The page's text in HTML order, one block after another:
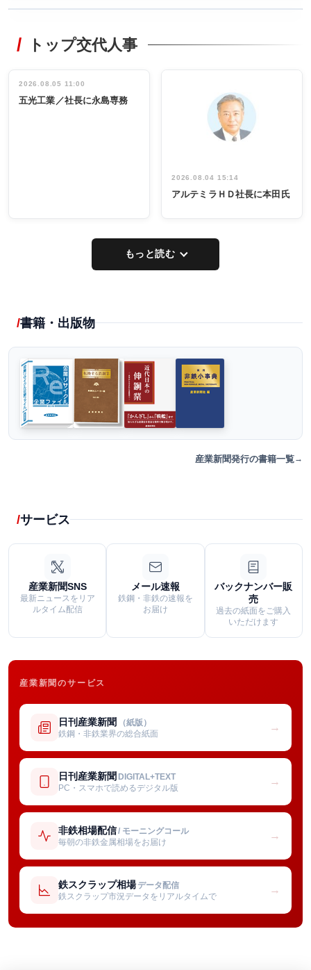
非鉄業界で
インタビュ
ー／社内ア
タックトレー
祝う 業界関
係者ら220人
出席
トップ交代人事
2026.08.05 11:00
五光工業／社長に永島専務
2026.08.04 15:14
アルテミラＨＤ社長に本田氏
もっと読む
書籍・出版物
産業新聞発行の書籍一覧
サービス
産業新聞SNS
最新ニュースをリア
ルタイム配信
メール速報
鉄鋼・非鉄の速報を
お届け
バックナンバー販
売
過去の紙面をご購入
いただけます
産業新聞のサービス
日刊産業新聞 （紙版）
鉄鋼・非鉄業界の総合紙面
→
日刊産業新聞 DIGITAL+TEXT
PC・スマホで読めるデジタル版
→
非鉄相場配信/ モーニングコール
毎朝の非鉄金属相場をお届け
→
鉄スクラップ相場 データ配信
鉄スクラップ市況データをリアルタイムで
→